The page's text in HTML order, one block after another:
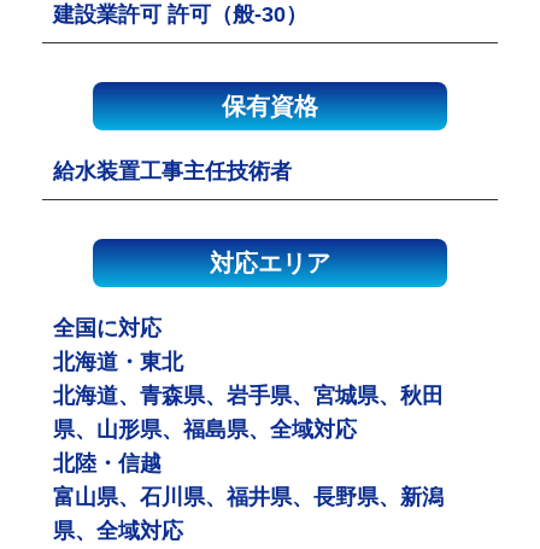
建設業許可 許可（般-30）
保有資格
給水装置工事主任技術者
対応エリア
全国に対応
北海道・東北
北海道、青森県、岩手県、宮城県、秋田
県、山形県、福島県、全域対応
北陸・信越
富山県、石川県、福井県、長野県、新潟
県、全域対応